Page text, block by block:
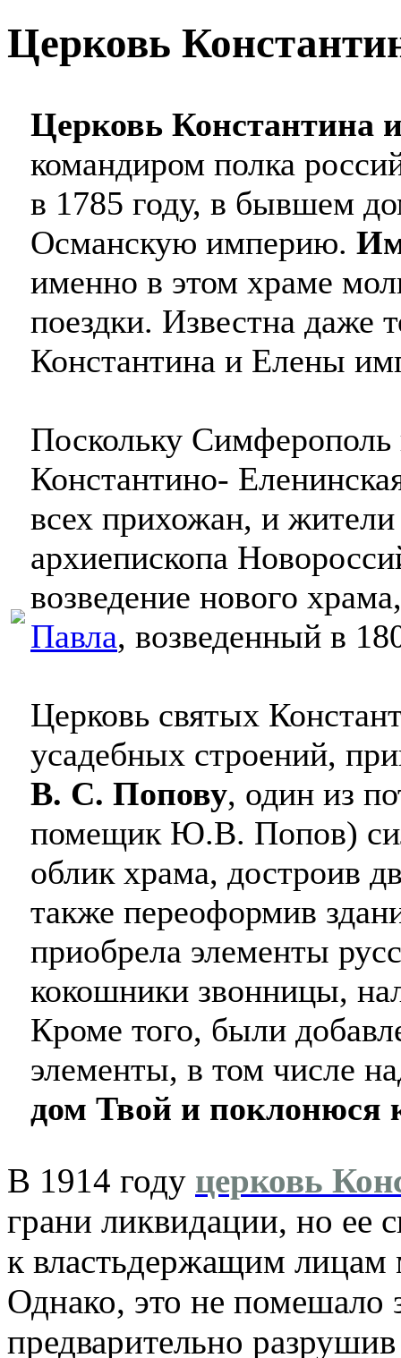
Церковь
Церковь Константина
командиром полка
в 1785 году, в бывшем
Османскую империю.
именно в этом храме
поездки. Известна даже
Константина и Елены
Поскольку Симферополь
Константино-
всех прихожан, и
архиепископа
возведение нового
Павла, возведенный в
Церковь святых
усадебных строений,
В. С. Попову, один из
помещик Ю.В. Попов)
облик храма, достроив
также переоформив
приобрела элементы
кокошники звонницы,
Кроме того, были
элементы, в том числе
дом Твой и поклонюся
В 1914 году церковь
грани ликвидации, но ее
к властьдержащим
Однако, это не помешало
предварительно